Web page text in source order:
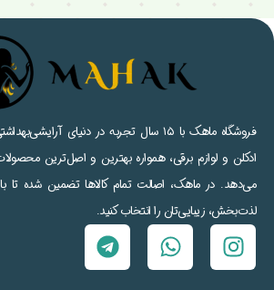
فروشگاه ماهک با ۱۵ سال تجربه در دنیای
ادکلن و لوازم برقی، همواره بهترین و اصل‌ترین
می‌دهد. در ماهک، اصالت تمام کالاها تضمین شده تا
لذت‌بخش، زیبایی‌تان را انتخاب کنید.